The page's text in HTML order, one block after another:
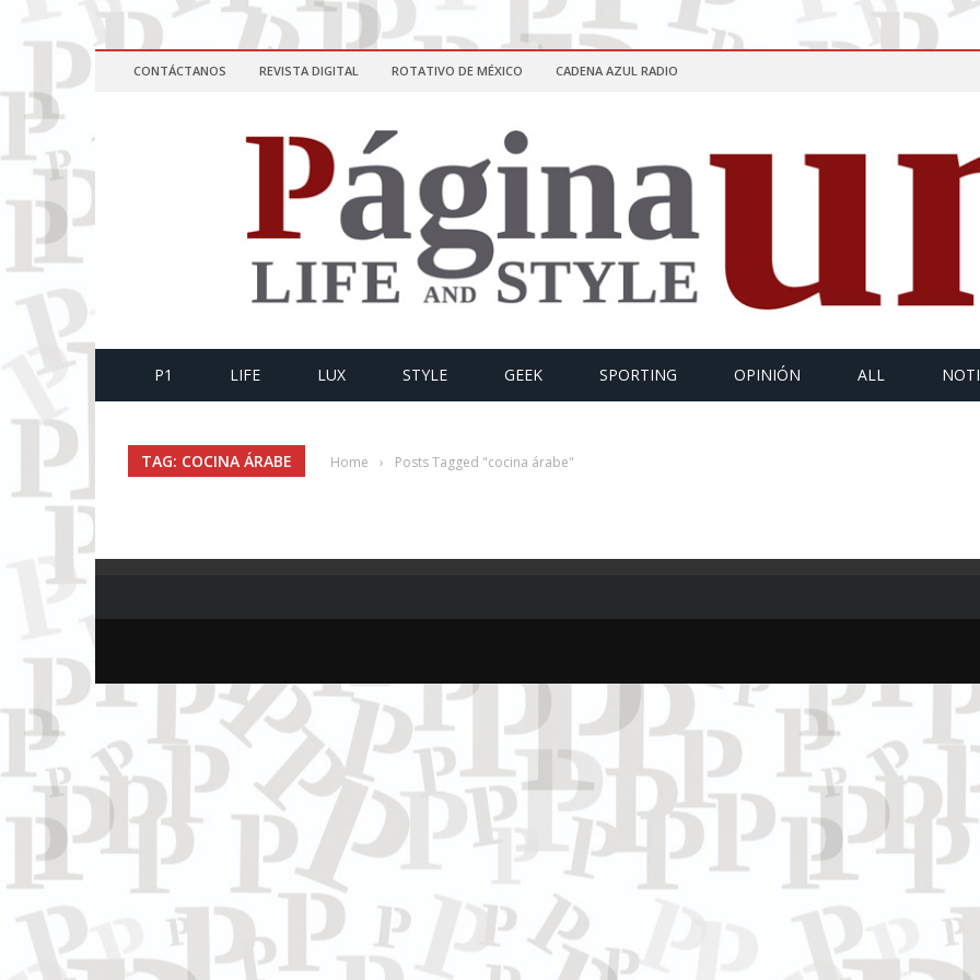
CONTÁCTANOS REVISTA DIGITAL ROTATIVO DE MÉXICO CADENA AZUL RADIO
P1 LIFE LUX STYLE GEEK SPORTING OPINIÓN ALL
TAG: COCINA ÁRABE Home › Posts Tagged "cocina árabe"